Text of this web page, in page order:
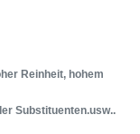
Reinheit, hohem
Substituenten.usw..